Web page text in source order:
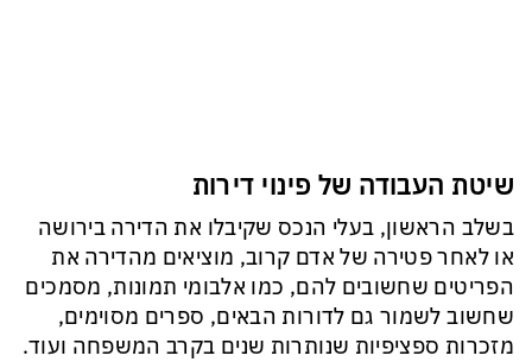
שיטת העבודה של פינוי דירות
בשלב הראשון, בעלי הנכס שקיבלו את הדירה בירושה
או לאחר פטירה של אדם קרוב, מוציאים מהדירה את
הפריטים שחשובים להם, כמו אלבומי תמונות, מסמכים
שחשוב לשמור גם לדורות הבאים, ספרים מסוימים,
מזכרות ספציפיות שנותרות שנים בקרב המשפחה ועוד.